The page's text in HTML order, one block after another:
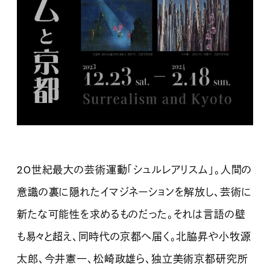
20世紀最大の芸術運動「シュルレアリスム」。人間の
意識の裏に隠れたイマジネーションを解放し、芸術に
新たな可能性を求めるものだった。それは言語の壁
も易々と超え、同時代の京都へ届く。北脇昇や小牧源
太郎、今井憲一、松崎政雄ら、独立美術京都研究所